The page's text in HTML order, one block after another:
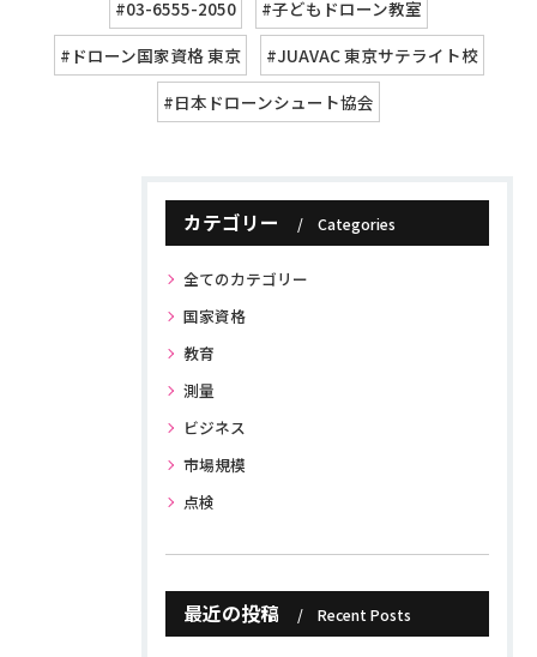
#03-6555-2050
#子どもドローン教室
#ドローン国家資格 東京
#JUAVAC 東京サテライト校
#日本ドローンシュート協会
カテゴリー Categories
全てのカテゴリー
国家資格
教育
測量
ビジネス
市場規模
点検
最近の投稿 Recent Posts